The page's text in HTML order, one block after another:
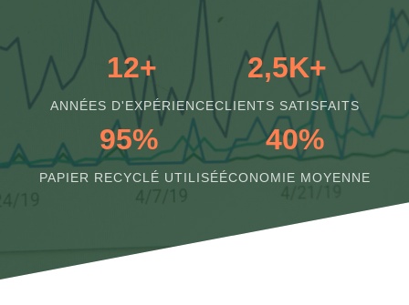
12+
ANNÉES D'EXPÉRIENCE
2,5K+
CLIENTS SATISFAITS
95%
PAPIER RECYCLÉ UTILISÉ
40%
ÉCONOMIE MOYENNE